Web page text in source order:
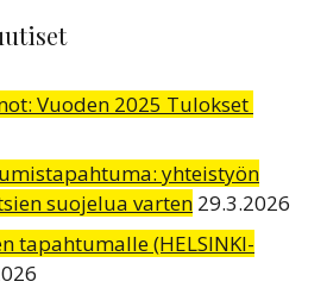
Vuoden 2025 Tulokset
yhteistyön
suojelua varten 29.3.2026
tapahtumalle (HELSINKI-